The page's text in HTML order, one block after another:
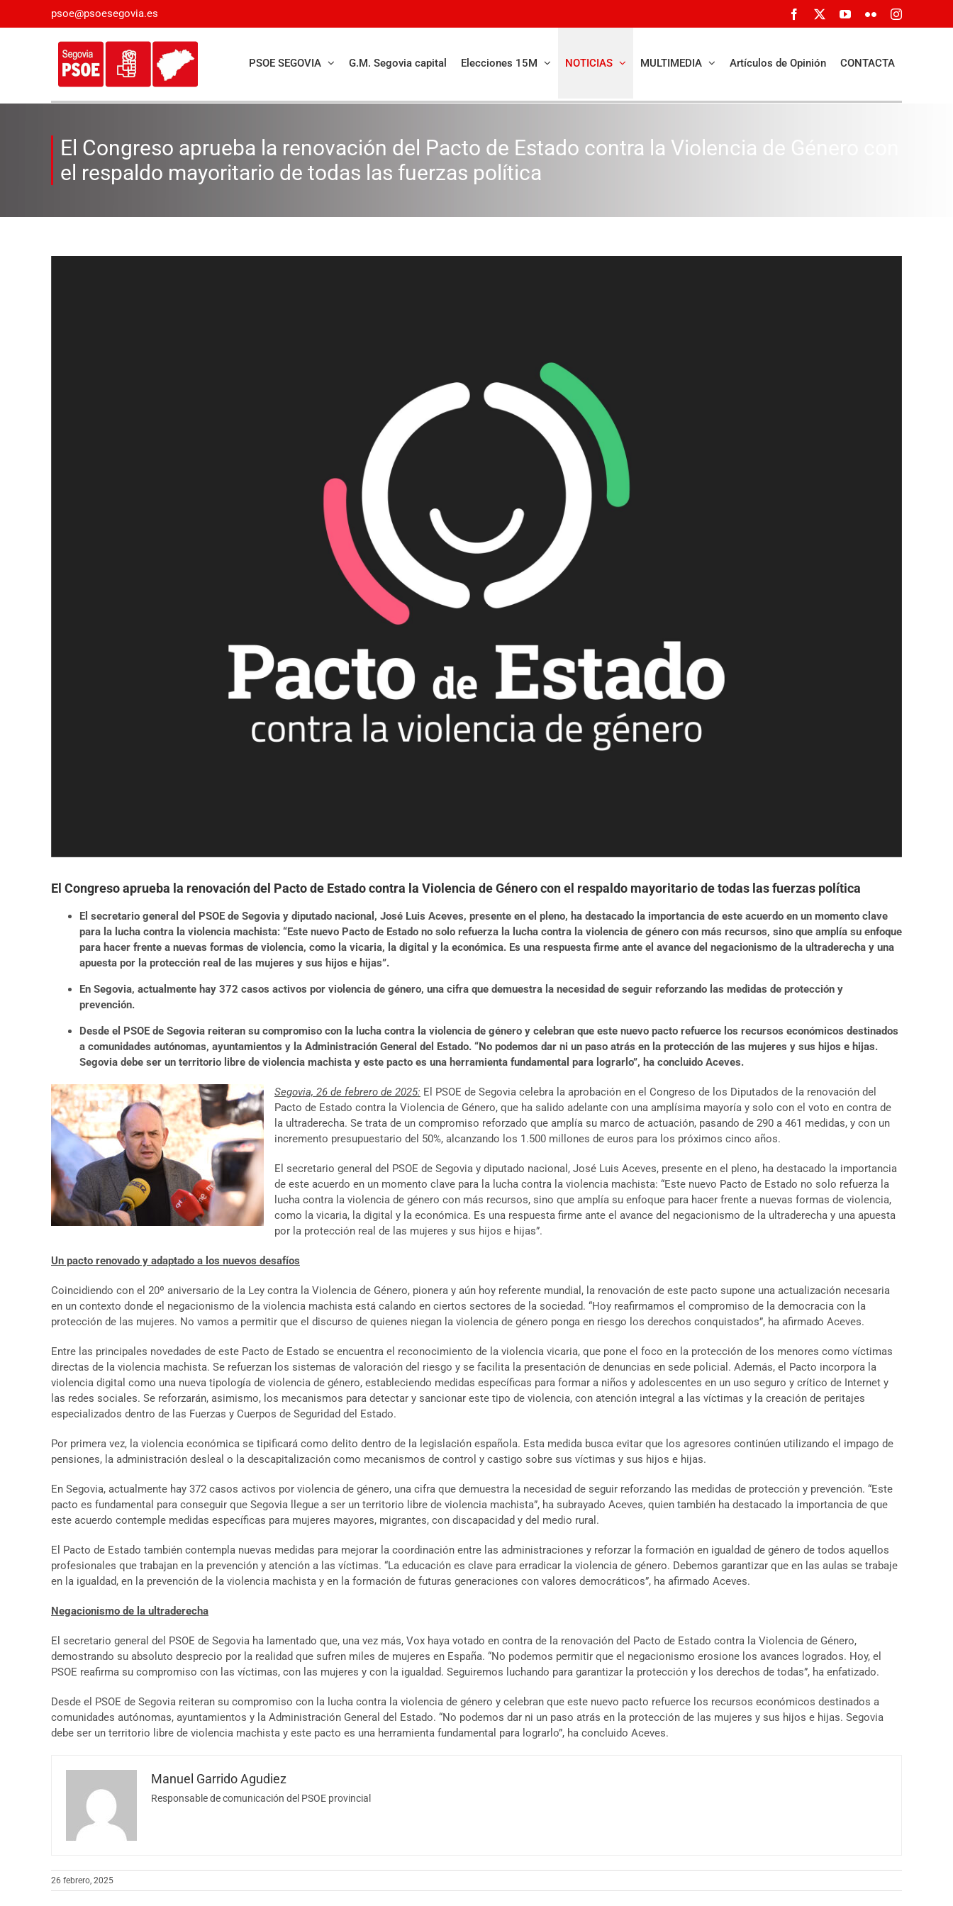
psoe@psoesegovia.es Facebook YouTube
FlickrInstagram
PSOE SEGOVIA G.M. Segovia capital Elecciones 15M NOTICIAS MULTIMEDIA Artículos de Opinión CONTACTA
El Congreso aprueba la renovación del Pacto de Estado contra la Violencia de Género con
el respaldo mayoritario de todas las fuerzas política
El Congreso aprueba la renovación del Pacto de Estado contra la Violencia de Género con el respaldo mayoritario de todas las fuerzas política
El secretario general del PSOE de Segovia y diputado nacional, José Luis Aceves, presente en el pleno, ha destacado la importancia de este acuerdo en un momento clave
para la lucha contra la violencia machista: “Este nuevo Pacto de Estado no solo refuerza la lucha contra la violencia de género con más recursos, sino que amplía su enfoque
para hacer frente a nuevas formas de violencia, como la vicaria, la digital y la económica. Es una respuesta firme ante el avance del negacionismo de la ultraderecha y una
apuesta por la protección real de las mujeres y sus hijos e hijas”.
En Segovia, actualmente hay 372 casos activos por violencia de género, una cifra que demuestra la necesidad de seguir reforzando las medidas de protección y
prevención.
Desde el PSOE de Segovia reiteran su compromiso con la lucha contra la violencia de género y celebran que este nuevo pacto refuerce los recursos económicos destinados
a comunidades autónomas, ayuntamientos y la Administración General del Estado. “No podemos dar ni un paso atrás en la protección de las mujeres y sus hijos e hijas.
Segovia debe ser un territorio libre de violencia machista y este pacto es una herramienta fundamental para lograrlo”, ha concluido Aceves.
Segovia, 26 de febrero de 2025: El PSOE de Segovia celebra la aprobación en el Congreso de los Diputados de la renovación del
Pacto de Estado contra la Violencia de Género, que ha salido adelante con una amplísima mayoría y solo con el voto en contra de
la ultraderecha. Se trata de un compromiso reforzado que amplía su marco de actuación, pasando de 290 a 461 medidas, y con un
incremento presupuestario del 50%, alcanzando los 1.500 millones de euros para los próximos cinco años.
El secretario general del PSOE de Segovia y diputado nacional, José Luis Aceves, presente en el pleno, ha destacado la importancia
de este acuerdo en un momento clave para la lucha contra la violencia machista: “Este nuevo Pacto de Estado no solo refuerza la
lucha contra la violencia de género con más recursos, sino que amplía su enfoque para hacer frente a nuevas formas de violencia,
como la vicaria, la digital y la económica. Es una respuesta firme ante el avance del negacionismo de la ultraderecha y una apuesta
por la protección real de las mujeres y sus hijos e hijas”.
Un pacto renovado y adaptado a los nuevos desafíos
Coincidiendo con el 20º aniversario de la Ley contra la Violencia de Género, pionera y aún hoy referente mundial, la renovación de este pacto supone una actualización necesaria
en un contexto donde el negacionismo de la violencia machista está calando en ciertos sectores de la sociedad. “Hoy reafirmamos el compromiso de la democracia con la
protección de las mujeres. No vamos a permitir que el discurso de quienes niegan la violencia de género ponga en riesgo los derechos conquistados”, ha afirmado Aceves.
Entre las principales novedades de este Pacto de Estado se encuentra el reconocimiento de la violencia vicaria, que pone el foco en la protección de los menores como víctimas
directas de la violencia machista. Se refuerzan los sistemas de valoración del riesgo y se facilita la presentación de denuncias en sede policial. Además, el Pacto incorpora la
violencia digital como una nueva tipología de violencia de género, estableciendo medidas específicas para formar a niños y adolescentes en un uso seguro y crítico de Internet y
las redes sociales. Se reforzarán, asimismo, los mecanismos para detectar y sancionar este tipo de violencia, con atención integral a las víctimas y la creación de peritajes
especializados dentro de las Fuerzas y Cuerpos de Seguridad del Estado.
Por primera vez, la violencia económica se tipificará como delito dentro de la legislación española. Esta medida busca evitar que los agresores continúen utilizando el impago de
pensiones, la administración desleal o la descapitalización como mecanismos de control y castigo sobre sus víctimas y sus hijos e hijas.
En Segovia, actualmente hay 372 casos activos por violencia de género, una cifra que demuestra la necesidad de seguir reforzando las medidas de protección y prevención. “Este
pacto es fundamental para conseguir que Segovia llegue a ser un territorio libre de violencia machista”, ha subrayado Aceves, quien también ha destacado la importancia de que
este acuerdo contemple medidas específicas para mujeres mayores, migrantes, con discapacidad y del medio rural.
El Pacto de Estado también contempla nuevas medidas para mejorar la coordinación entre las administraciones y reforzar la formación en igualdad de género de todos aquellos
profesionales que trabajan en la prevención y atención a las víctimas. “La educación es clave para erradicar la violencia de género. Debemos garantizar que en las aulas se trabaje
en la igualdad, en la prevención de la violencia machista y en la formación de futuras generaciones con valores democráticos”, ha afirmado Aceves.
Negacionismo de la ultraderecha
El secretario general del PSOE de Segovia ha lamentado que, una vez más, Vox haya votado en contra de la renovación del Pacto de Estado contra la Violencia de Género,
demostrando su absoluto desprecio por la realidad que sufren miles de mujeres en España. “No podemos permitir que el negacionismo erosione los avances logrados. Hoy, el
PSOE reafirma su compromiso con las víctimas, con las mujeres y con la igualdad. Seguiremos luchando para garantizar la protección y los derechos de todas”, ha enfatizado.
Desde el PSOE de Segovia reiteran su compromiso con la lucha contra la violencia de género y celebran que este nuevo pacto refuerce los recursos económicos destinados a
comunidades autónomas, ayuntamientos y la Administración General del Estado. “No podemos dar ni un paso atrás en la protección de las mujeres y sus hijos e hijas. Segovia
debe ser un territorio libre de violencia machista y este pacto es una herramienta fundamental para lograrlo”, ha concluido Aceves.
Manuel Garrido Agudiez
Responsable de comunicación del PSOE provincial
26 febrero, 2025